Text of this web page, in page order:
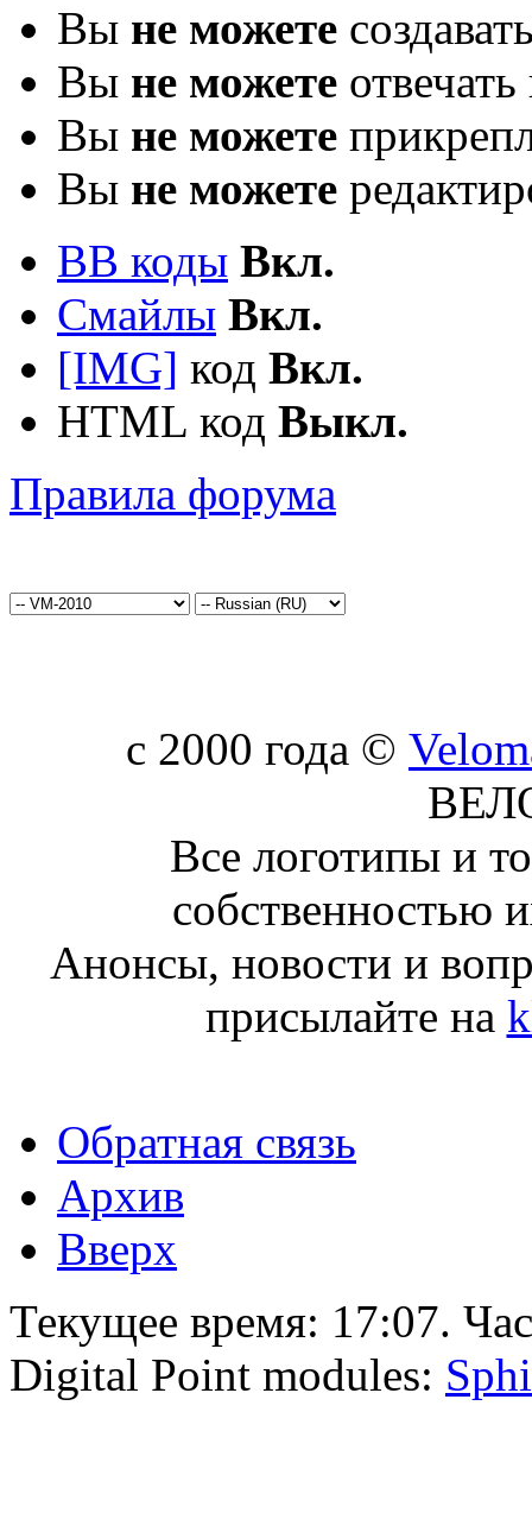
Вы не можете
Вы не можете
Вы не можете
Вы не можете
BB коды Вкл.
Смайлы Вкл.
[IMG] код Вкл.
HTML код Выкл.
Правила форума
c 2000 года ©
Все логотипы и
собственностью
Анонсы, новости и
присылайте на
Обратная связь
Архив
Вверх
Текущее время: 17:07.
Digital Point modules: